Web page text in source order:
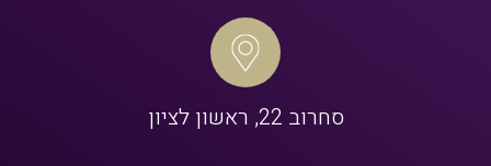
סחרוב 22, ראשון לציון